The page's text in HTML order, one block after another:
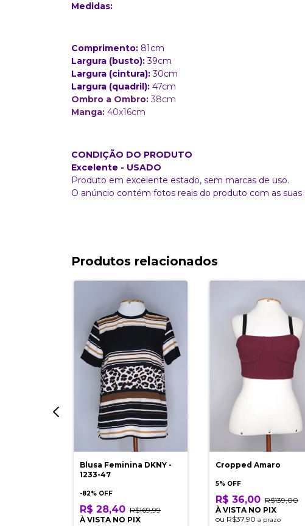
Medidas:
Comprimento: 81cm
Largura (busto):39cm
Largura (cintura):30cm
Largura (quadril): 47cm
Ombro a Ombro:38cm
Manga: 40x16cm
CONDIÇÃO DO PRODUTO
Excelente - USADO
Produto em excelente estado, sem marcas de uso.
O anúncio contém fotos reais do produto com as suas
Produtos relacionados
Blusa Feminina DKNY -
1233-47
-82% OFF
R$ 28,40 R$169,99
À VISTA NO PIX
Cropped Amaro
5% OFF
R$ 36,00 R$139,00
À VISTA NO PIX
ou R$37,90a prazo